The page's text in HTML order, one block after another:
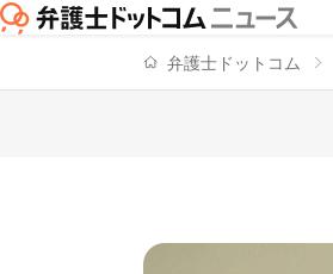
弁護士ドットコム